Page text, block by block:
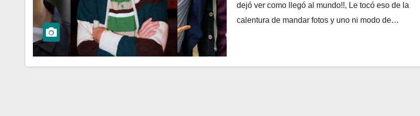
dejó ver como llegó al mundo!!, Le tocó eso de la
calentura de mandar fotos y uno ni modo de…